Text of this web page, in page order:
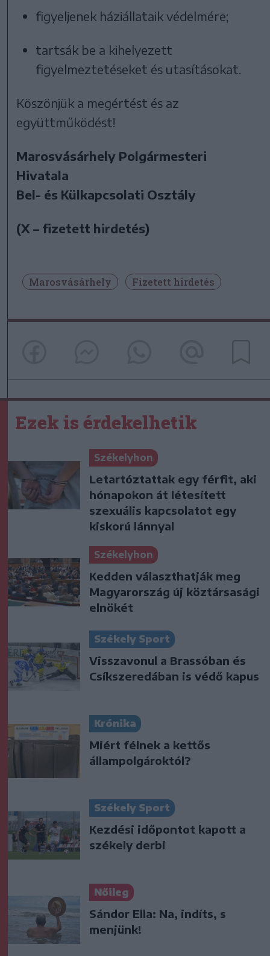
figyeljenek háziállataik védelmére;
tartsák be a kihelyezett
figyelmeztetéseket és utasításokat.
Köszönjük a megértést és az
együttműködést!
Marosvásárhely Polgármesteri
Hivatala
Bel- és Külkapcsolati Osztály
(X – fizetett hirdetés)
Marosvásárhely Fizetett hirdetés
Ezek is érdekelhetik
Székelyhon
Letartóztattak egy férfit, aki
hónapokon át létesített
szexuális kapcsolatot egy
kiskorú lánnyal
Székelyhon
Kedden választhatják meg
Magyarország új köztársasági
elnökét
Székely Sport
Visszavonul a Brassóban és
Csíkszeredában is védő kapus
Krónika
Miért félnek a kettős
állampolgároktól?
Székely Sport
Kezdési időpontot kapott a
székely derbi
Nőileg
Sándor Ella: Na, indíts, s
menjünk!